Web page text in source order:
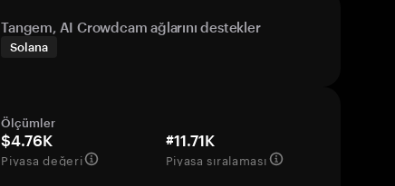
Tangem, AI Crowdcam ağlarını destekler
Solana
Ölçümler
$4.76K
Piyasa değeri
#11.71K
Piyasa sıralaması